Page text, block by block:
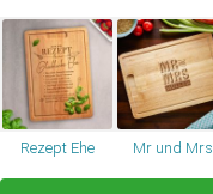
Rezept Ehe Mr und Mrs